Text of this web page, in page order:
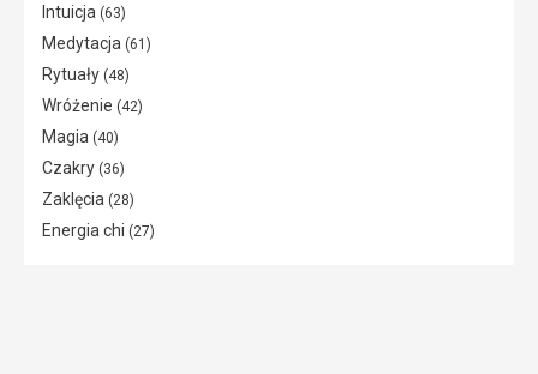
Intuicja (63)
Medytacja (61)
Rytuały (48)
Wróżenie (42)
Magia (40)
Czakry (36)
Zaklęcia (28)
Energia chi (27)